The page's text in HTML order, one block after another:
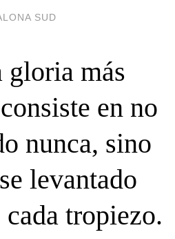
SUD
gloria más
en no
nunca, sino
levantado
cada tropiezo.